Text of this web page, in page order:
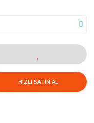
HIZLI SATIN AL